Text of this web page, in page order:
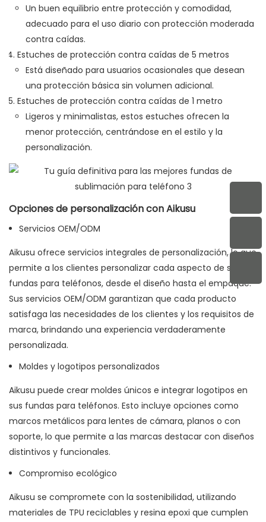
Un buen equilibrio entre protección y comodidad,
adecuado para el uso diario con protección moderada
contra caídas.
Estuches de protección contra caídas de 5 metros
Está diseñado para usuarios ocasionales que desean
una protección básica sin volumen adicional.
Estuches de protección contra caídas de 1 metro
Ligeros y minimalistas, estos estuches ofrecen la
menor protección, centrándose en el estilo y la
personalización.
Opciones de personalización con Aikusu
Servicios OEM/ODM
Aikusu ofrece servicios integrales de personalización, lo que
permite a los clientes personalizar cada aspecto de sus
fundas para teléfonos, desde el diseño hasta el empaque.
Sus servicios OEM/ODM garantizan que cada producto
satisfaga las necesidades de los clientes y los requisitos de
marca, brindando una experiencia verdaderamente
personalizada.
Moldes y logotipos personalizados
Aikusu puede crear moldes únicos e integrar logotipos en
sus fundas para teléfonos. Esto incluye opciones como
marcos metálicos para lentes de cámara, planos o con
soporte, lo que permite a las marcas destacar con diseños
distintivos y funcionales.
Compromiso ecológico
Aikusu se compromete con la sostenibilidad, utilizando
materiales de TPU reciclables y resina epoxi que cumplen